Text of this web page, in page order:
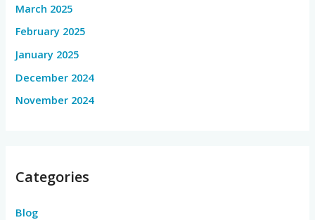
March 2025
February 2025
January 2025
December 2024
November 2024
Categories
Blog